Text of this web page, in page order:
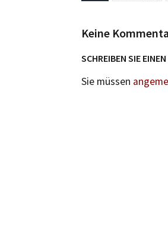
Keine
SCHREIBEN SIE
Sie müssen